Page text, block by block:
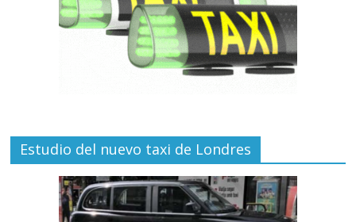
Estudio del nuevo taxi de Londres